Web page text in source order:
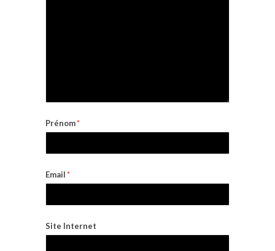
Prénom*
Email*
Site Internet